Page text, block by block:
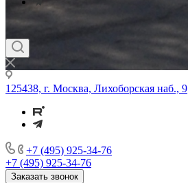
125438, г. Москва, Лихоборская наб., 9
+7 (495) 925-34-76
+7 (495) 925-34-76
Заказать звонок